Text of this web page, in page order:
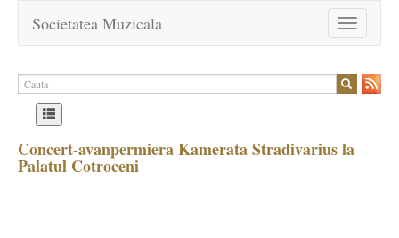
Toggle
navigation
Societatea Muzicala
Concert-avanpermiera Kamerata Stradivarius la
Palatul Cotroceni